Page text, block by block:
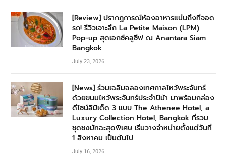
[Review] ปรากฏการณ์ห้องอาหารแน่นถึงที่จอด
รถ! รีวิวเจาะลึก La Petite Maison (LPM)
Pop-up สุดเอกซ์คลูซีฟ ณ Anantara Siam
Bangkok
July 23, 2026
[News] ร่วมเฉลิมฉลองเทศกาลไหว้พระจันทร์
ด้วยขนมไหว้พระจันทร์ประจำปีม้า มาพร้อมกล่อง
ดีไซน์ลิมิเต็ด 3 แบบ The Athenee Hotel, a
Luxury Collection Hotel, Bangkok ที่รวม
ชุดชงมัทฉะสุดพิเศษ เริ่มวางจำหน่ายตั้งแต่วันที่
1 สิงหาคม เป็นต้นไป
July 16, 2026